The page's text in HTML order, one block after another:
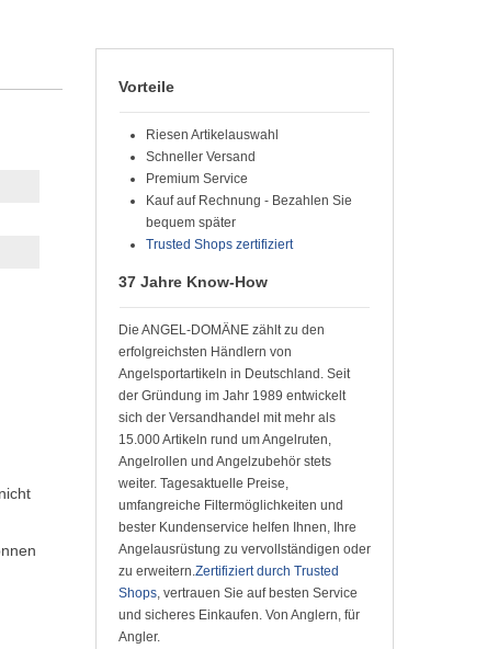
Vorteile
Riesen Artikelauswahl
Schneller Versand
Premium Service
Kauf auf Rechnung - Bezahlen Sie
bequem später
Trusted Shops zertifiziert
37 Jahre Know-How
Die ANGEL-DOMÄNE zählt zu den
erfolgreichsten Händlern von
Angelsportartikeln in Deutschland. Seit
der Gründung im Jahr 1989 entwickelt
sich der Versandhandel mit mehr als
15.000 Artikeln rund um Angelruten,
Angelrollen und Angelzubehör stets
weiter. Tagesaktuelle Preise,
umfangreiche Filtermöglichkeiten und
bester Kundenservice helfen Ihnen, Ihre
Angelausrüstung zu vervollständigen oder
zu erweitern.Zertifiziert durch Trusted
Shops, vertrauen Sie auf besten Service
und sicheres Einkaufen. Von Anglern, für
Angler.